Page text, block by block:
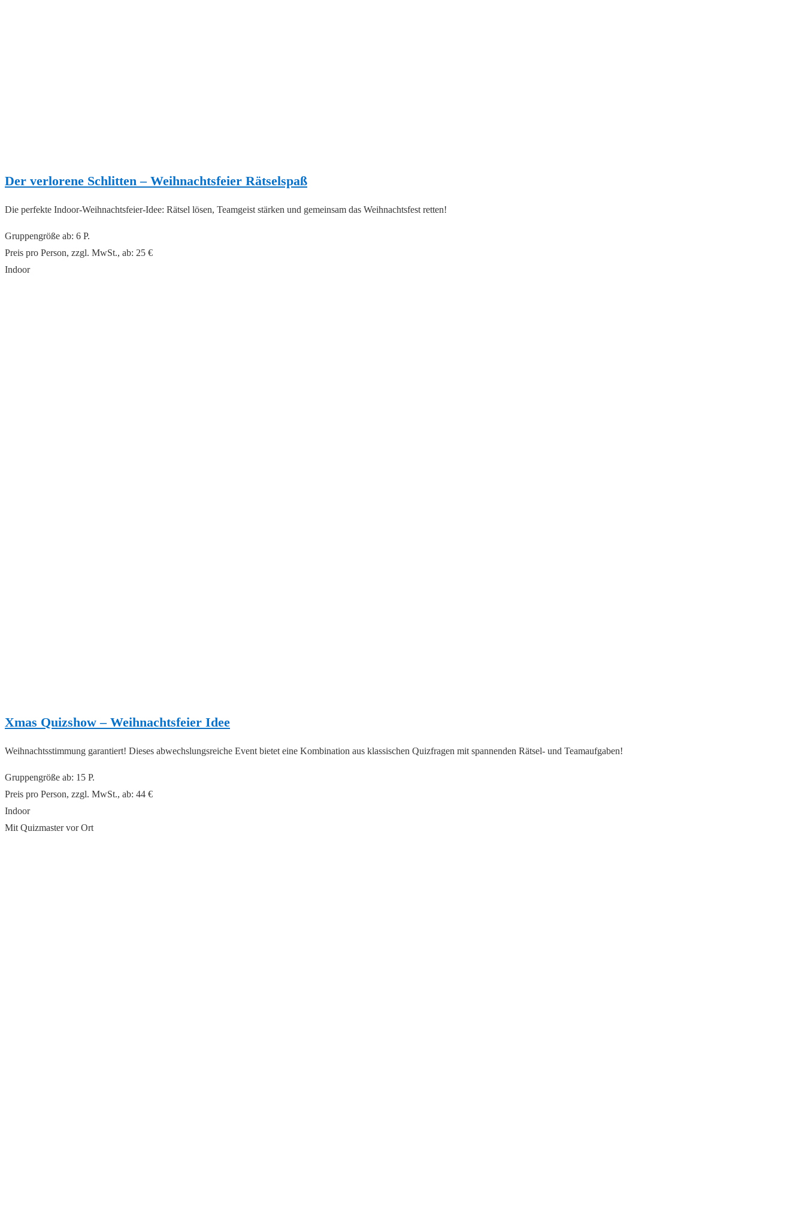
Der verlorene Schlitten – Weihnachtsfeier Rätselspaß
Die perfekte Indoor-Weihnachtsfeier-Idee: Rätsel lösen, Teamgeist stärken und gemeinsam das Weihnachtsfest retten!
Gruppengröße ab: 6 P.
Preis pro Person, zzgl. MwSt., ab: 25 €
Indoor
Xmas Quizshow – Weihnachtsfeier Idee
Weihnachtsstimmung garantiert! Dieses abwechslungsreiche Event bietet eine Kombination aus klassischen Quizfragen mit spannenden Rätsel- und Teamaufgaben!
Gruppengröße ab: 15 P.
Preis pro Person, zzgl. MwSt., ab: 44 €
Indoor
Mit Quizmaster vor Ort